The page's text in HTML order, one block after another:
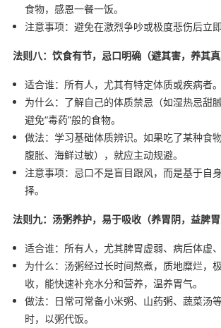
食物，感恩一餐一饭。
注意事项：避免在激烈争吵或极度悲伤后立即
法则八：饮食有节，忌口明确（避其害，养其真
适合谁：所有人，尤其有特定体质或疾病者。
为什么：了解自己的体质禁忌（如湿热忌甜
避免“毒药”般的食物。
做法：学习基础体质辨识。如果吃了某种食
腹胀、海鲜过敏），就应主动规避。
注意事项：忌口不是盲目跟风，而是基于自
择。
法则九：汤粥养护，易于吸收（养胃阴，益脾胃
适合谁：所有人，尤其脾胃虚弱、病后体虚、
为什么：汤粥经过长时间熬煮，质地糜烂，
收，能快速补充水分和营养，温养胃气。
做法：日常可常备小米粥、山药粥、蔬菜汤
时，以粥代饭。